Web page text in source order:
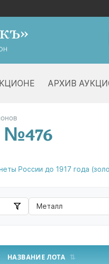
АРХИВ
№476
России до 1917 года
Металл
НАЗВАНИЕ ЛОТА